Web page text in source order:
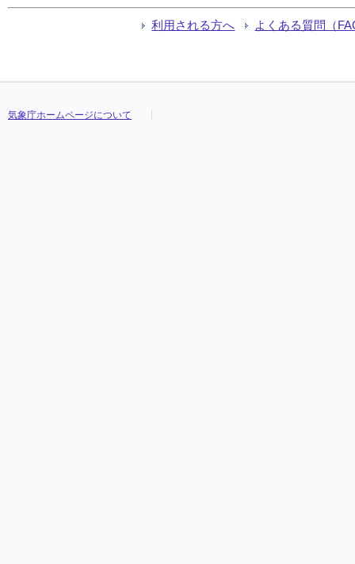
利用される方へ よくある質問（
気象庁ホームページについて